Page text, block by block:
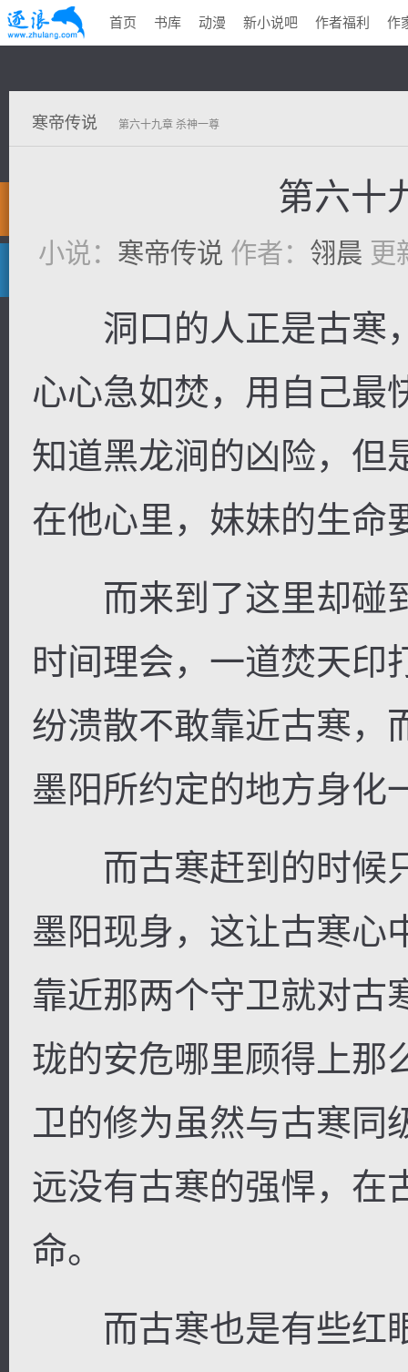
首页 书库 动漫 新小说吧 作者福利 作
寒帝传说 第六十九章 杀神一尊
第六十
小说： 寒帝传说 作者： 翎晨 更
洞口的人正是古寒
心心急如焚，用自己最
知道黑龙涧的凶险，但
在他心里，妹妹的生命
而来到了这里却碰
时间理会，一道焚天印
纷溃散不敢靠近古寒，
墨阳所约定的地方身化
而古寒赶到的时候
墨阳现身，这让古寒心
靠近那两个守卫就对古
珑的安危哪里顾得上那
卫的修为虽然与古寒同
远没有古寒的强悍，在
命。
而古寒也是有些红